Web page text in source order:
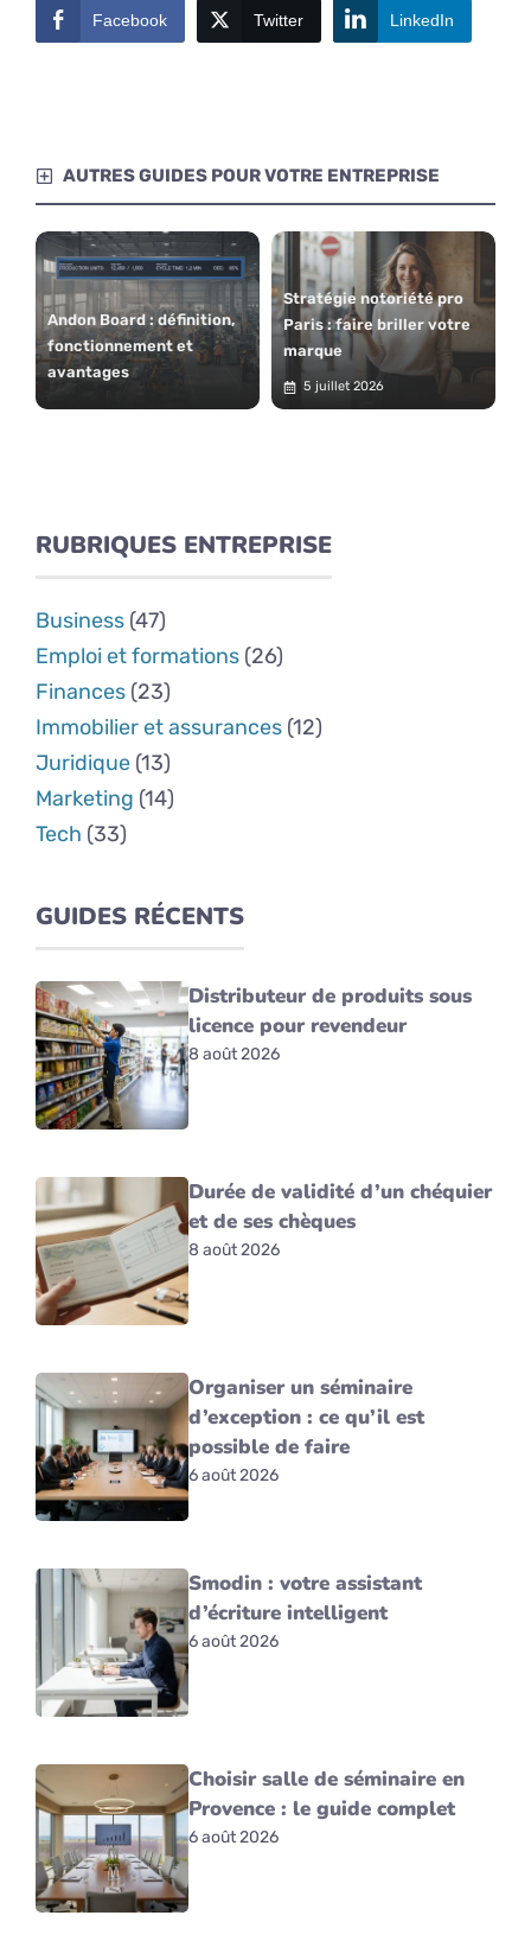
Facebook Twitter LinkedIn
AUTRES GUIDES POUR VOTRE ENTREPRISE
Andon Board : définition,
fonctionnement et
avantages
Stratégie notoriété pro
Paris : faire briller votre
marque
5 juillet 2026
RUBRIQUES ENTREPRISE
Business (47)
Emploi et formations (26)
Finances (23)
Immobilier et assurances (12)
Juridique (13)
Marketing (14)
Tech (33)
GUIDES RÉCENTS
Distributeur de produits sous
licence pour revendeur
8 août 2026
Durée de validité d’un chéquier
et de ses chèques
8 août 2026
Organiser un séminaire
d’exception : ce qu’il est
possible de faire
6 août 2026
Smodin : votre assistant
d’écriture intelligent
6 août 2026
Choisir salle de séminaire en
Provence : le guide complet
6 août 2026